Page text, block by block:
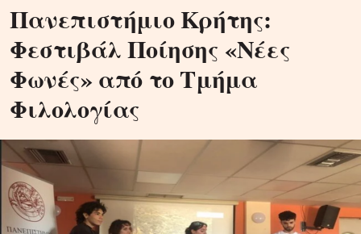
Πανεπιστήμιο Κρήτης:
Φεστιβάλ Ποίησης «Νέες
Φωνές» από το Τμήμα
Φιλολογίας